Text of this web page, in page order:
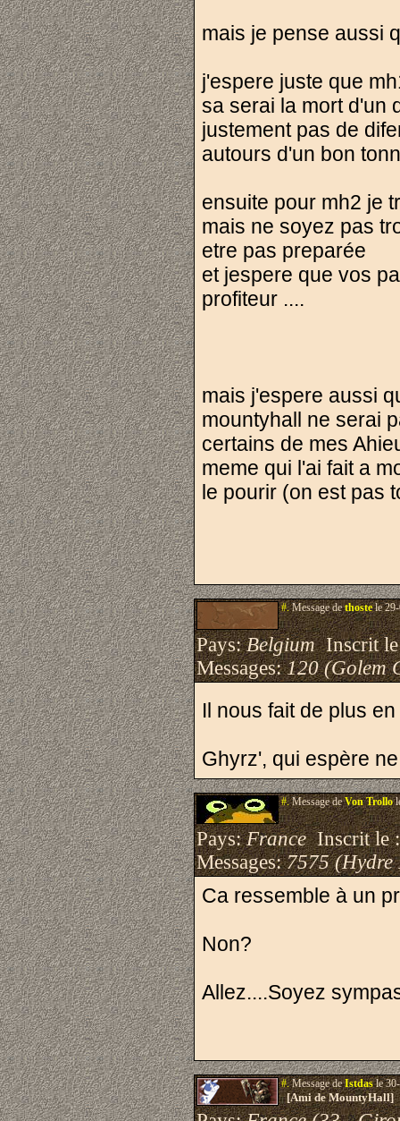
mais je pense aussi
j'espere juste que
sa serai la mort d'un
justement pas de
autours d'un bon
ensuite pour mh2 je
mais ne soyez pas
etre pas preparée
et jespere que vos
profiteur ....
mais j'espere aussi
mountyhall ne serai
certains de mes
meme qui l'ai fait a
le pourir (on est pas
#.Message dethostele 29-
Pays:BelgiumInscrit
Messages:120 (Golem
Il nous fait de plus
Ghyrz', qui espère
#.Message deVon Trollo
Pays:FranceInscrit le
Messages:7575 (Hydre
Ca ressemble à un
Non?
Allez....Soyez
#.Message deIstdasle
[Ami de MountyHall]